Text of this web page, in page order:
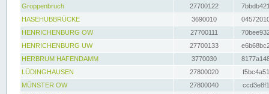
Groppenbruch
27700122
HASEHUBBRÜCKE
3690010
HENRICHENBURG OW
27700111
HENRICHENBURG UW
27700133
HERBRUM HAFENDAMM
3770030
LÜDINGHAUSEN
27800020
MÜNSTER OW
27800040